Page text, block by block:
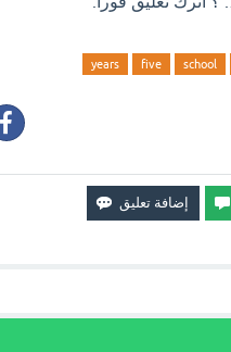
school
five
years